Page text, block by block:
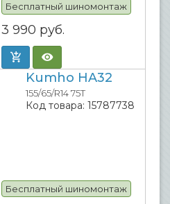
Бесплатный шиномонтаж
3 990 руб.
Kumho HA32
155/65/R14 75T
Код товара: 15787738
Бесплатный шиномонтаж